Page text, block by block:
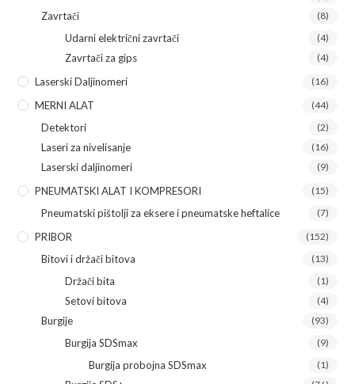
Zavrtači (8)
Udarni električni zavrtači (4)
Zavrtači za gips (4)
Laserski Daljinomeri (16)
MERNI ALAT (44)
Detektori (2)
Laseri za nivelisanje (16)
Laserski daljinomeri (9)
PNEUMATSKI ALAT I KOMPRESORI (15)
Pneumatski pištolji za eksere i pneumatske heftalice (7)
PRIBOR (152)
Bitovi i držači bitova (13)
Držači bita (1)
Setovi bitova (4)
Burgije (93)
Burgija SDSmax (9)
Burgija probojna SDSmax (1)